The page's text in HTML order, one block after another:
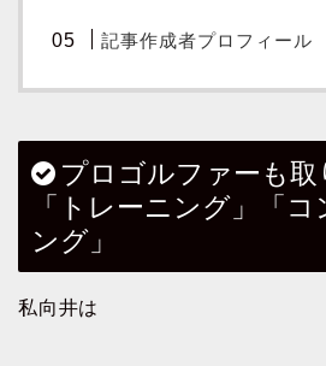
記事作成者プロフィール
プロゴルファーも取
「トレーニング」「
ング」
私向井は